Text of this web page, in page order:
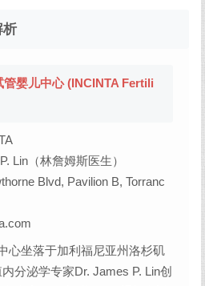
析
管婴儿中心 (INCINTA Fertili
Lin（林詹姆斯医生）
Blvd, Pavilion B, Torranc
心坐落于加利福尼亚州洛杉矶
分泌学专家Dr. James P. Lin创